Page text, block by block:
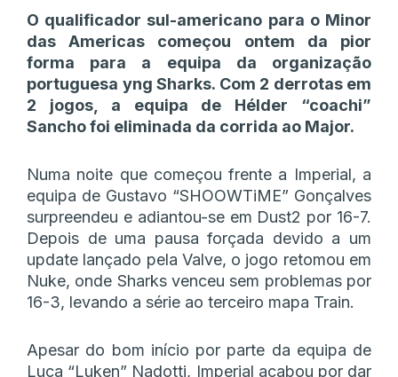
O qualificador sul-americano para o Minor
das Americas começou ontem da pior
forma para a equipa da organização
portuguesa yng Sharks. Com 2 derrotas em
2 jogos, a equipa de Hélder “coachi”
Sancho foi eliminada da corrida ao Major.
Numa noite que começou frente a Imperial, a
equipa de Gustavo “SHOOWTiME” Gonçalves
surpreendeu e adiantou-se em Dust2 por 16-7.
Depois de uma pausa forçada devido a um
update lançado pela Valve, o jogo retomou em
Nuke, onde Sharks venceu sem problemas por
16-3, levando a série ao terceiro mapa Train.
Apesar do bom início por parte da equipa de
Luca “Luken” Nadotti, Imperial acabou por dar